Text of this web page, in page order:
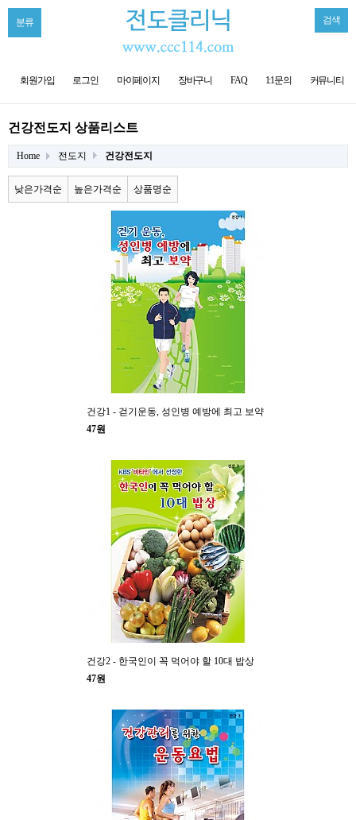
분류 검색
회원가입 로그인 마이페이지 장바구니 FAQ 1:1문의 커뮤니티
건강전도지 상품리스트
Home 전도지 건강전도지
낮은가격순 높은가격순 상품명순
건강1 - 걷기운동, 성인병 예방에 최고 보약
47원
건강2 - 한국인이 꼭 먹어야 할 10대 밥상
47원